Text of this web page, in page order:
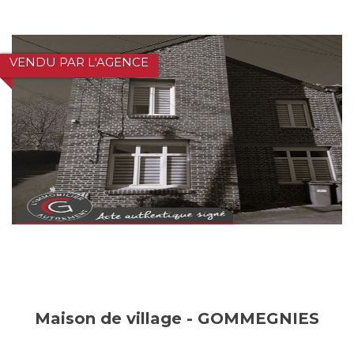
VENDU PAR L'AGENCE
Maison de village - GOMMEGNIES